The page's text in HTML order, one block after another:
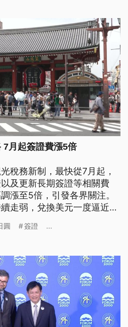
7月起簽證費漲5倍
稅務新制，最快從7月起，
及更新長期簽證等相關費
漲至5倍，引發各界關注。
走弱，兌換美元一度逼近
圓 簽證 ...